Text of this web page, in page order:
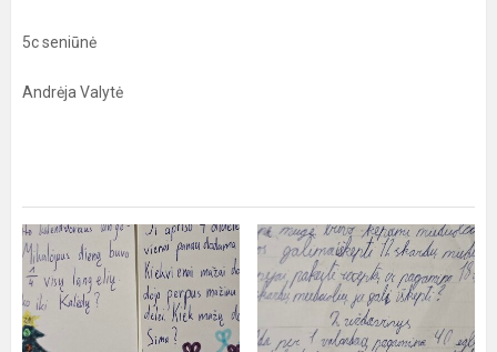
5c seniūnė
Andrėja Valytė